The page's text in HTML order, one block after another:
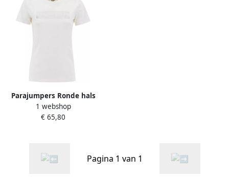
Parajumpers Ronde hals
katoenen T-shirt White
Dames
1 webshop
€ 65,80
Pagina 1 van 1